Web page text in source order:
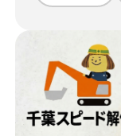
補助金